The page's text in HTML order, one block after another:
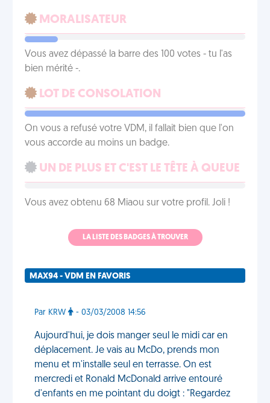
MORALISATEUR
Vous avez dépassé la barre des 100 votes - tu l'as
bien mérité -.
LOT DE CONSOLATION
On vous a refusé votre VDM, il fallait bien que l'on
vous accorde au moins un badge.
UN DE PLUS ET C'EST LE TÊTE À QUEUE
Vous avez obtenu 68 Miaou sur votre profil. Joli !
LA LISTE DES BADGES À TROUVER
MAX94 - VDM EN FAVORIS
Par KRW - 03/03/2008 14:56
Aujourd'hui, je dois manger seul le midi car en
déplacement. Je vais au McDo, prends mon
menu et m'installe seul en terrasse. On est
mercredi et Ronald McDonald arrive entouré
d'enfants en me pointant du doigt : "Regardez